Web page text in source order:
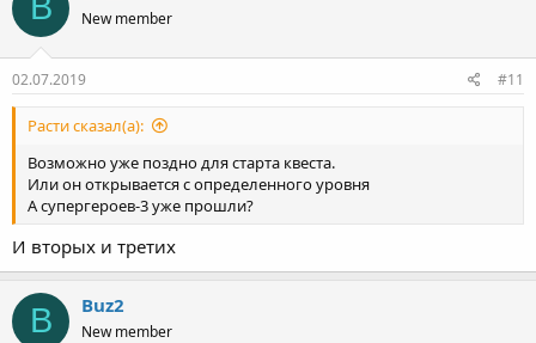
New member
02.07.2019 #11
Расти сказал(а):
Возможно уже поздно для старта квеста.
Или он открывается с определенного уровня
А супергероев-3 уже прошли?
И вторых и третих
B Buz2
New member